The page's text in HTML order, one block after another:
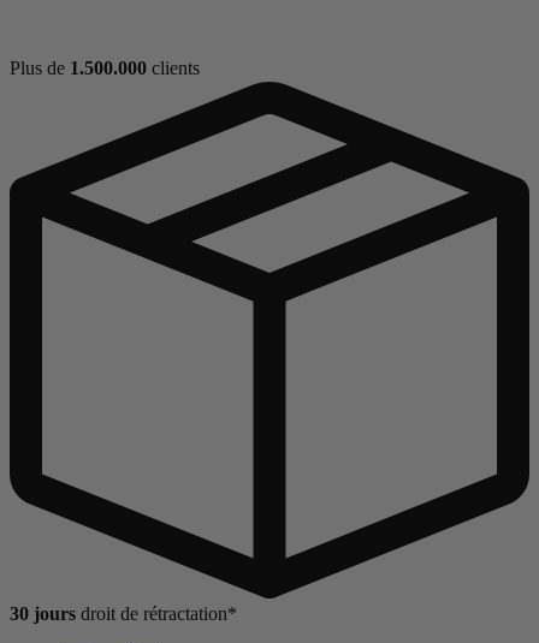
Plus de 1.500.000 clients
30 jours droit de rétractation*